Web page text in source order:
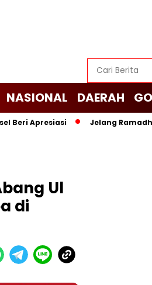
NASIONAL DAERAH
Apresiasi Jelang Ramadhan,
Ul
di